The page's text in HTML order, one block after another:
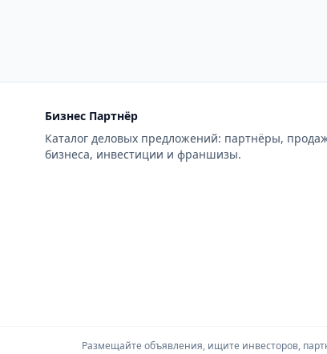
Бизнес Партнёр
Каталог деловых предложений: партнёры,
бизнеса, инвестиции и франшизы.
Размещайте объявления, ищите инвесторов,